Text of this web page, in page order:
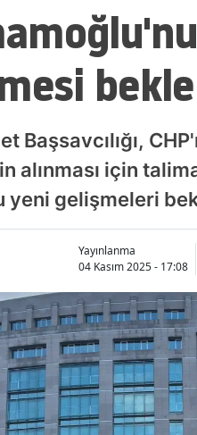
Başsavcılığı,
alınması için
yeni gelişmeleri
Yayınlanma
04 Kasım 2025 - 17:08